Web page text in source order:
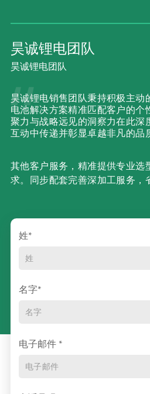
昊诚锂电团队
昊诚锂电团队
昊诚锂电销售团队秉持积极主动
电池解决方案精准匹配客户的个
聚力与战略远见的洞察力在此深
互动中传递并彰显卓越非凡的品
其他客户服务，精准提供专业选
求。同步配套完善深加工服务，
姓*
名字*
电子邮件 *